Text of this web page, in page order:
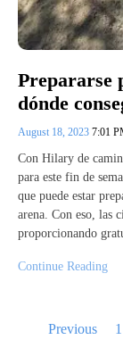
Prepararse
dónde
August 18, 2023 7:01
Con Hilary de
para este fin de
que puede estar
arena. Con eso, las
proporcionando
Continue Reading
Previous 1